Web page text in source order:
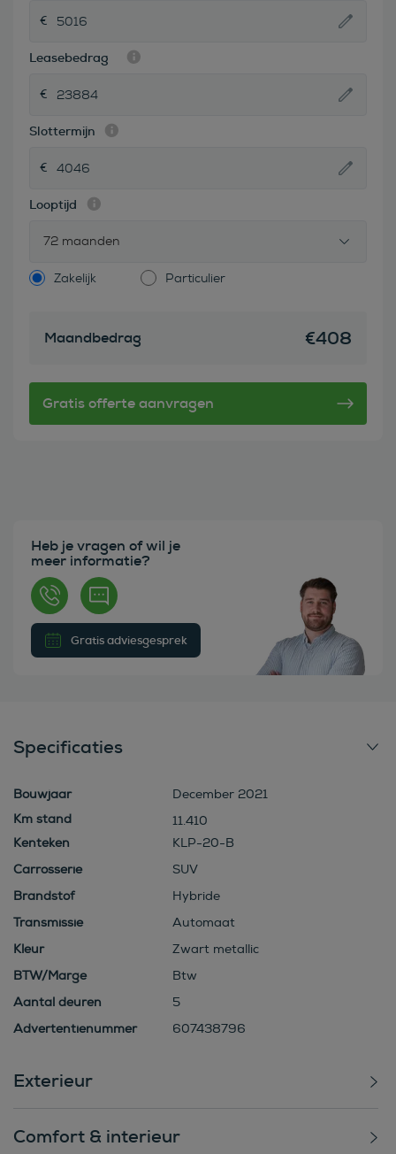
Leasebedrag
Slottermijn
Looptijd
72 maanden
Zakelijk Particulier
Maandbedrag €408
Heb je vragen of wil je
meer informatie?
Gratis adviesgesprek
Specificaties
Bouwjaar
December 2021
11.410
Kenteken
KLP-20-B
Carrosserie
SUV
Brandstof
Hybride
Transmissie
Automaat
Kleur
Zwart metallic
BTW/Marge
Btw
Aantal deuren
5
Advertentienummer
607438796
Exterieur
Comfort & interieur